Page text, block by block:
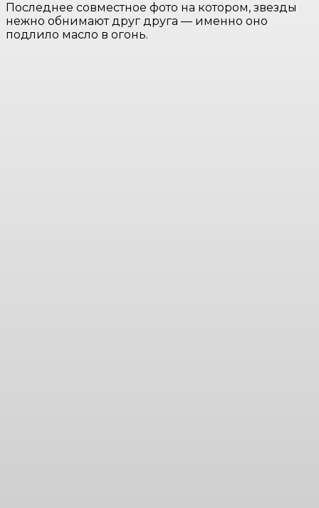
Последнее совместное фото на котором, звезды
нежно обнимают друг друга — именно оно
подлило масло в огонь.